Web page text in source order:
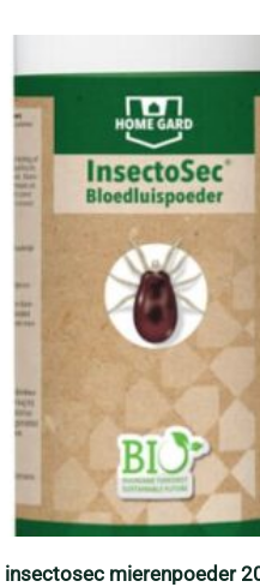
insectosec mierenpoeder